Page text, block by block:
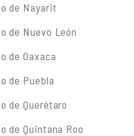
de Nayarit
de Nuevo León
de Oaxaca
de Puebla
de Querétaro
de Quintana Roo